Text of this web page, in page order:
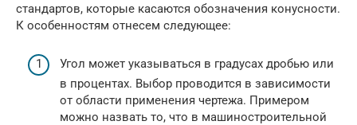
стандартов, которые касаются обозначения конусности.
К особенностям отнесем следующее:
Угол может указываться в градусах дробью или
в процентах. Выбор проводится в зависимости
от области применения чертежа. Примером
можно назвать то, что в машиностроительной